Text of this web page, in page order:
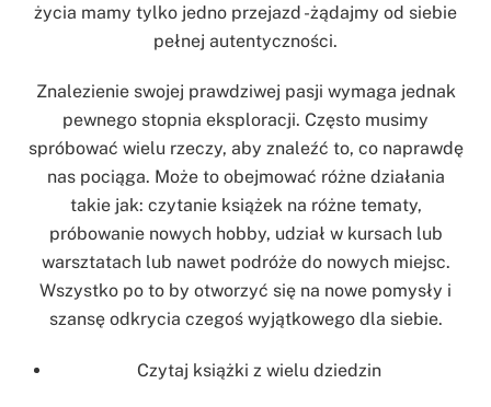
życia mamy tylko jedno przejazd -żądajmy od siebie
pełnej autentyczności.
Znalezienie swojej prawdziwej pasji wymaga jednak
pewnego stopnia eksploracji. Często musimy
spróbować wielu rzeczy, aby znaleźć to, co naprawdę
nas pociąga. Może to obejmować różne działania
takie jak: czytanie książek na różne tematy,
próbowanie nowych hobby, udział w kursach lub
warsztatach lub nawet podróże do nowych miejsc.
Wszystko po to by otworzyć się na nowe pomysły i
szansę odkrycia czegoś wyjątkowego dla siebie.
Czytaj książki z wielu dziedzin